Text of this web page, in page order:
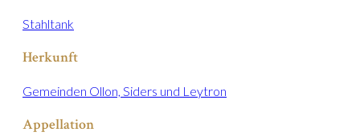
Stahltank
Herkunft
Gemeinden Ollon, Siders und Leytron
Appellation